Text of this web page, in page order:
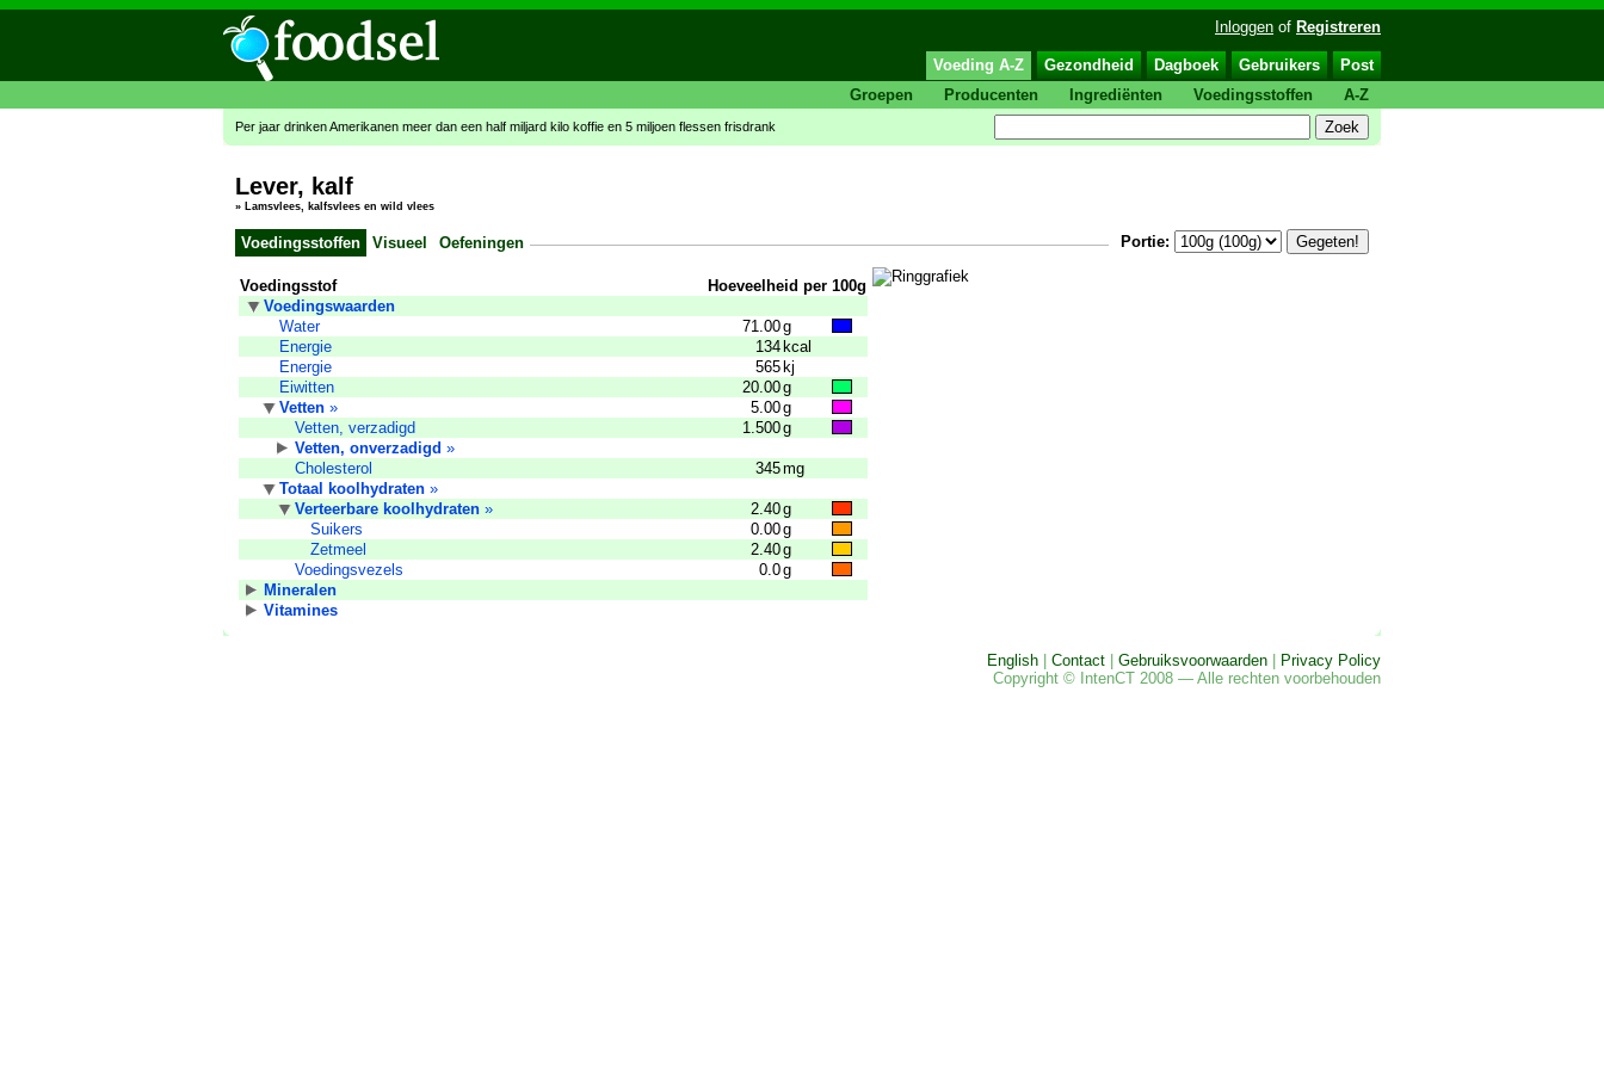
Inloggen of Registreren
Voeding A-Z Gezondheid Dagboek Gebruikers
Post
Groepen
Producenten Ingrediënten Voedingsstoffen A-Z
Per jaar drinken Amerikanen meer dan een half miljard kilo koffie en 5 miljoen flessen frisdrank
Lever, kalf
» Lamsvlees, kalfsvlees en wild vlees
Voedingsstoffen Visueel Oefeningen Portie:
Voedingsstof
Hoeveelheid per 100g
Voedingswaarden
Water
71.00g
Energie
134 kcal
Energie
565 kj
Eiwitten
20.00g
Vetten » 5.00g
Vetten, verzadigd
1.500g
Vetten, onverzadigd »
Cholesterol
345mg
Totaal koolhydraten »
Verteerbare koolhydraten » 2.40g
Suikers
0.00g
Zetmeel
2.40g
Voedingsvezels
0.0g
Mineralen
Vitamines
English Contact Gebruiksvoorwaarden
Privacy Policy
Copyright © IntenCT 2008 — Alle rechten voorbehouden